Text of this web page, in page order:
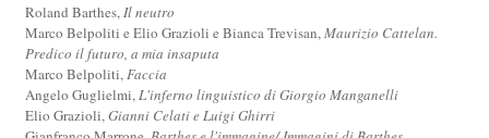
Roland Barthes,Il neutro
Marco Belpoliti e Elio Grazioli e Bianca Trevisan,Maurizio Cattelan.
Predico il futuro, a mia insaputa
Marco Belpoliti,Faccia
Angelo Guglielmi,L'inferno linguistico di Giorgio Manganelli
Elio Grazioli,Gianni Celati e Luigi Ghirri